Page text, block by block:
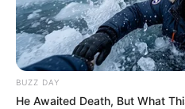
BUZZ DAY
He Awaited Death, But What